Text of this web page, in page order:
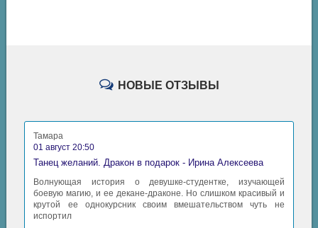
НОВЫЕ ОТЗЫВЫ
Тамара
01 август 20:50
Танец желаний. Дракон в подарок - Ирина Алексеева
Волнующая история о девушке-студентке, изучающей
боевую магию, и ее декане-драконе. Но слишком красивый и
крутой ее однокурсник своим вмешательством чуть не
испортил